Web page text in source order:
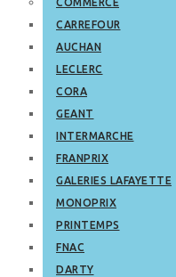
CARREFOUR
AUCHAN
LECLERC
CORA
GEANT
INTERMARCHE
FRANPRIX
GALERIES LAFAYETTE
MONOPRIX
PRINTEMPS
FNAC
DARTY